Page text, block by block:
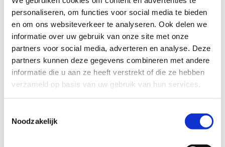
personaliseren, om functies voor social media te bieden
en om ons websiteverkeer te analyseren. Ook delen we
informatie over uw gebruik van onze site met onze
partners voor social media, adverteren en analyse. Deze
partners kunnen deze gegevens combineren met andere
informatie die u aan ze heeft verstrekt of die ze hebben
verzameld op basis van uw gebruik van hun services.
Noodzakelijk
Beperkingen
De voucher is niet cumuleerbaar met andere acties,
kortingen of promoties.
Enkel originele, geldige vouchercodes worden
geaccepteerd. Vervalsing of misbruik leidt tot
onmiddellijke uitsluiting van deelname.
De organisator behoudt zich het recht voor om